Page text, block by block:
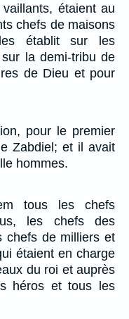
étaient au
chefs de maisons
établit sur les
la demi-tribu de
de Dieu et pour
pour le premier
Zabdiel; et il avait
hommes.
tous les chefs
les chefs des
chefs de milliers et
étaient en charge
du roi et auprès
héros et tous les